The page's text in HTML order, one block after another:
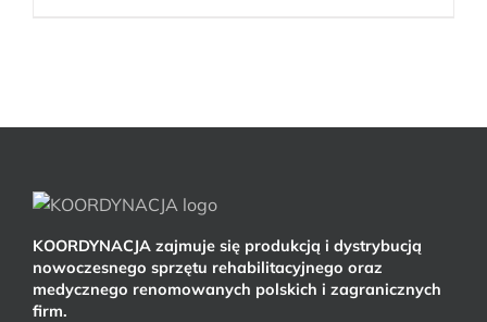
KOORDYNACJA zajmuje się produkcją i dystrybucją
nowoczesnego sprzętu rehabilitacyjnego oraz
medycznego renomowanych polskich i zagranicznych
firm.